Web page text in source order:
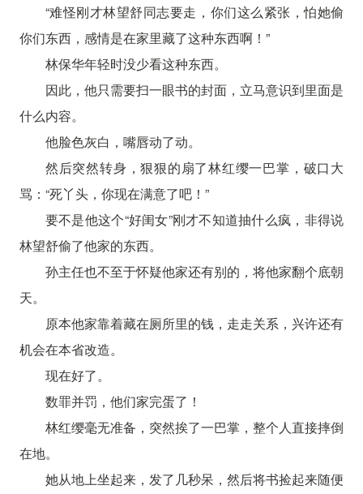
“难怪刚才林望舒同志要走，你们这么紧张，怕她偷
你们东西，感情是在家里藏了这种东西啊！”
林保华年轻时没少看这种东西。
因此，他只需要扫一眼书的封面，立马意识到里面是
什么内容。
他脸色灰白，嘴唇动了动。
然后突然转身，狠狠的扇了林红缨一巴掌，破口大
骂：“死丫头，你现在满意了吧！”
要不是他这个“好闺女”刚才不知道抽什么疯，非得说
林望舒偷了他家的东西。
孙主任也不至于怀疑他家还有别的，将他家翻个底朝
天。
原本他家靠着藏在厕所里的钱，走走关系，兴许还有
机会在本省改造。
现在好了。
数罪并罚，他们家完蛋了！
林红缨毫无准备，突然挨了一巴掌，整个人直接摔倒
在地。
她从地上坐起来，发了几秒呆，然后将书捡起来随便